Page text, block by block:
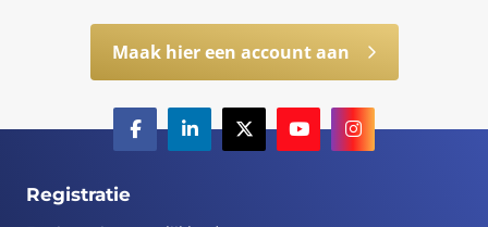
Maak hier een account aan
Registratie